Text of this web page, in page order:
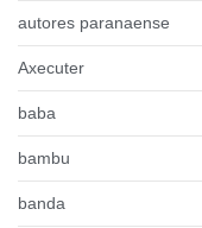
autores paranaense
Axecuter
baba
bambu
banda